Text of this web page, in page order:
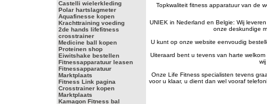
Castelli wielerkleding
Polar hartslagmeter
Aquafinesse kopen
Krachttraining voeding
2de hands lifefitness
crosstrainer
Medicine ball kopen
Proteinen shop
Eiwitshake bestellen
Fitnessapparatuur leasen
Fitnessapparatuur
Marktplaats
Fitness Link pagina
Crosstrainer kopen
Marktplaats
Kamagon Fitness bal
Topkwaliteit fitness apparatuur van de
UNIEK in Nederland en Belgie: Wij
onze deskundige
U kunt op onze website eenvoudig
Uiteraard bent u tevens van harte
Onze Life Fitness specialisten tevens
voor u klaar, u dient dan wel vooraf